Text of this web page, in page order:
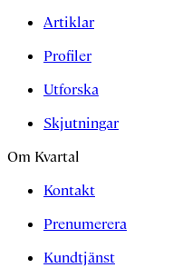
Artiklar
Profiler
Utforska
Skjutningar
Om Kvartal
Kontakt
Prenumerera
Kundtjänst